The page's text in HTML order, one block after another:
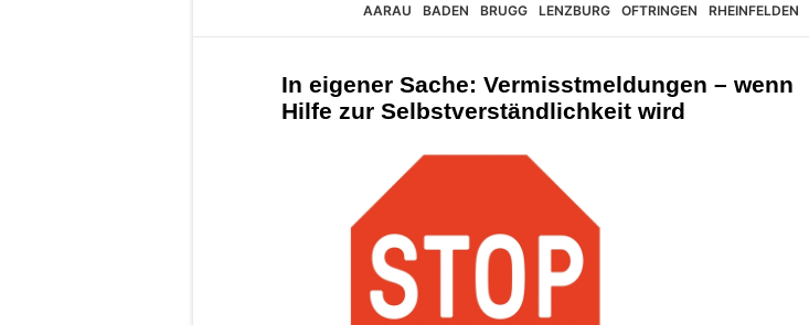
AARAU BADEN BRUGG LENZBURG OFTRINGEN RHEINFELDEN
In eigener Sache: Vermisstmeldungen – wenn
Hilfe zur Selbstverständlichkeit wird